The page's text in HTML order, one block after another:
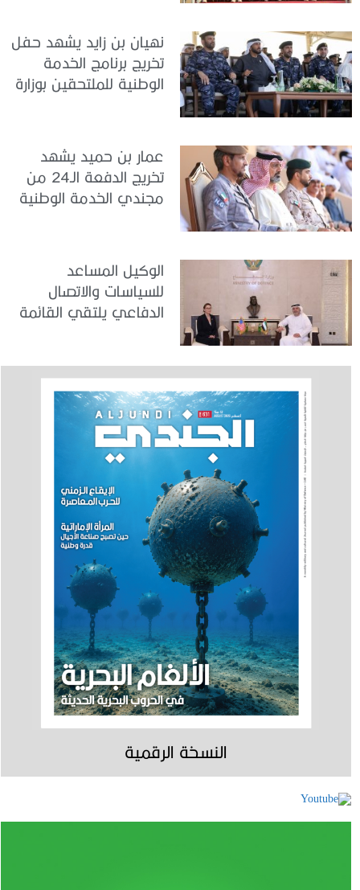
نهيان بن زايد يشهد حفل
تخريج برنامج الخدمة
الوطنية للملتحقين بوزارة
عمار بن حميد يشهد
تخريج الدفعة الـ24 من
مجندي الخدمة الوطنية
الوكيل المساعد
للسياسات والاتصال
الدفاعي يلتقي القائمة
النسخة الرقمية